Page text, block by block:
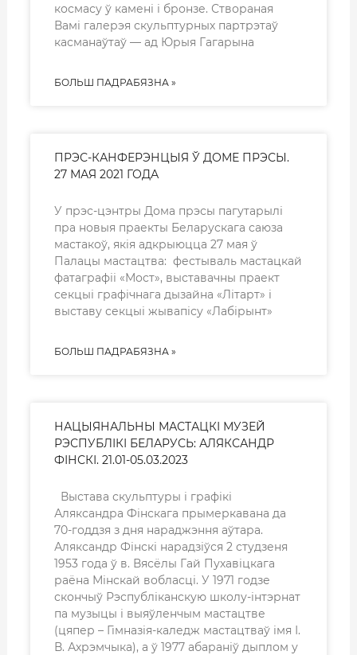
космасу ў камені і бронзе. Створаная
Вамі галерэя скульптурных партрэтаў
касманаўтаў — ад Юрыя Гагарына
БОЛЬШ ПАДРАБЯЗНА »
ПРЭС-КАНФЕРЭНЦЫЯ Ў ДОМЕ ПРЭСЫ.
27 МАЯ 2021 ГОДА
У прэс-цэнтры Дома прэсы пагутарылі
пра новыя праекты Беларускага саюза
мастакоў, якія адкрыюцца 27 мая ў
Палацы мастацтва: фестываль мастацкай
фатаграфіі «Мост», выставачны праект
секцыі графічнага дызайна «Літарт» і
выставу секцыі жывапісу «Лабірынт»
БОЛЬШ ПАДРАБЯЗНА »
НАЦЫЯНАЛЬНЫ МАСТАЦКІ МУЗЕЙ
РЭСПУБЛІКІ БЕЛАРУСЬ: АЛЯКСАНДР
ФІНСКІ. 21.01-05.03.2023
Выстава скульптуры і графікі
Аляксандра Фінскага прымеркавана да
70-годдзя з дня нараджэння аўтара.
Аляксандр Фінскі нарадзіўся 2 студзеня
1953 года ў в. Вясёлы Гай Пухавіцкага
раёна Мінскай вобласці. У 1971 годзе
скончыў Рэспубліканскую школу-інтэрнат
па музыцы і выяўленчым мастацтве
(цяпер – Гімназія-каледж мастацтваў імя І.
В. Ахрэмчыка), а ў 1977 абараніў дыплом у